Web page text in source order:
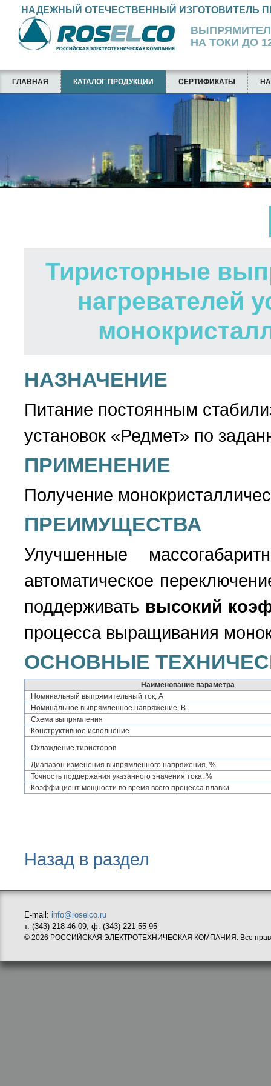
НА ТОКИ ДО
НАДЕЖНЫЙ ОТЕЧЕСТВЕННЫЙ ИЗГОТОВИТЕЛЬ
ГЛАВНАЯ КАТАЛОГ ПРОДУКЦИИ СЕРТИФИКАТЫ
Тиристорные
нагревателей
НАЗНАЧЕНИЕ
Питание постоянным
установок «Редмет» по
ПРИМЕНЕНИЕ
Получение
ПРЕИМУЩЕСТВА
Улучшенные
автоматическое
поддерживать высокий
процесса выращивания
ОСНОВНЫЕ
Наименование параметра
Номинальный выпрямительный ток, А
Номинальное выпрямленное напряжение, В
Схема выпрямления
Конструктивное исполнение
Охлаждение тиристоров
Диапазон изменения выпрямленного напряжения, %
Точность поддержания указанного значения тока, %
Коэффициент мощности во время всего процесса плавки
Назад в раздел
E-mail: info@roselco.ru
т. (343) 218-46-09, ф. (343) 221-55-95
© 2026 РОССИЙСКАЯ ЭЛЕКТРОТЕХНИЧЕСКАЯ КОМПАНИЯ. Все